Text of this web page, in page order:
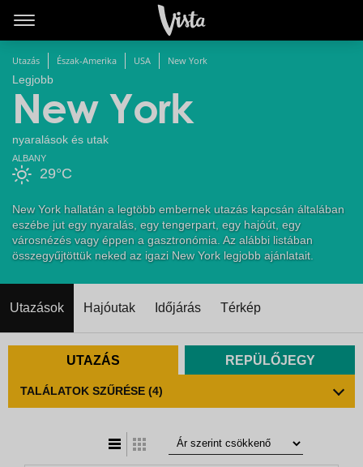
Utazás Észak-Amerika USA New York
Legjobb
New York
nyaralások és utak
29°C
ALBANY
New York hallatán a legtöbb embernek utazás kapcsán általában
eszébe jut egy nyaralás, egy tengerpart, egy hajóút, egy
városnézés vagy éppen a gasztronómia. Az alábbi listában
összegyűjtöttük neked az igazi New York legjobb ajánlatait.
Utazások Hajóutak Időjárás Térkép
UTAZÁS REPÜLŐJEGY
TALÁLATOK SZŰRÉSE (4)